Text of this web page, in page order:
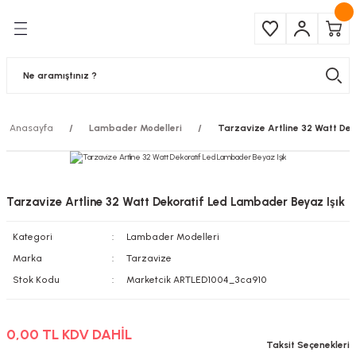
Anasayfa Lambader Modelleri Tarzavize Artline 32 Watt
Tarzavize Artline 32 Watt Dekoratif Led Lambader Beyaz Işık
Kategori
Lambader Modelleri
Marka
Tarzavize
Stok Kodu
Marketcik ARTLED1004_3ca910
0,00 TL KDV DAHİL
Taksit Seçenekleri